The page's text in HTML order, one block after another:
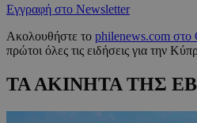
Εγγραφή στο Newsletter
Ακολουθήστε το philenews.com στο
πρώτοι όλες τις ειδήσεις για την
ΤΑ ΑΚΙΝΗΤΑ ΤΗΣ